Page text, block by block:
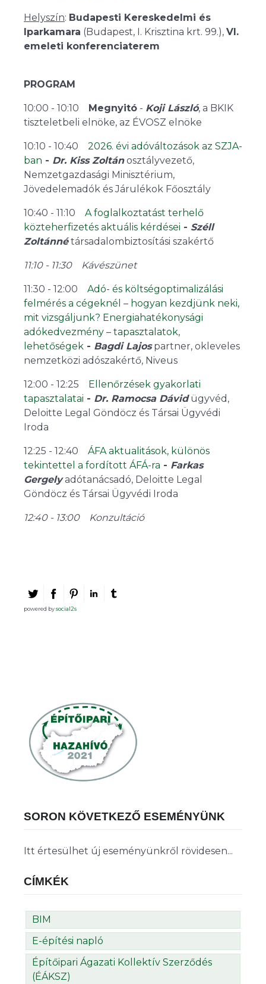
Helyszín: Budapesti Kereskedelmi és
Iparkamara (Budapest, I. Krisztina krt. 99.), VI.
emeleti konferenciaterem
PROGRAM
10:00 - 10:10 Megnyitó - Koji László, a BKIK
tiszteletbeli elnöke, az ÉVOSZ elnöke
10:10 - 10:40 2026. évi adóváltozások az SZJA-
ban - Dr. Kiss Zoltánosztályvezető,
Nemzetgazdasági Minisztérium,
Jövedelemadók és Járulékok Főosztály
10:40 - 11:10 A foglalkoztatást terhelő
közteherfizetés aktuális kérdései - Széll
Zoltánnétársadalombiztosítási szakértő
11:10 - 11:30 Kávészünet
11:30 - 12:00 Adó- és költségoptimalizálási
felmérés a cégeknél – hogyan kezdjünk neki,
mit vizsgáljunk? Energiahatékonysági
adókedvezmény – tapasztalatok,
lehetőségek - Bagdi Lajospartner, okleveles
nemzetközi adószakértő, Niveus
12:00 - 12:25 Ellenőrzések gyakorlati
tapasztalatai - Dr. Ramocsa Dávidügyvéd,
Deloitte Legal Göndöcz és Társai Ügyvédi
Iroda
12:25 - 12:40 ÁFA aktualitások, különös
tekintettel a fordított ÁFÁ-ra - Farkas
Gergelyadótanácsadó, Deloitte Legal
Göndöcz és Társai Ügyvédi Iroda
12:40 - 13:00 Konzultáció
powered bysocial2s
SORON KÖVETKEZŐ ESEMÉNYÜNK
Itt értesülhet új eseményünkről rövidesen...
CÍMKÉK
BIM
E-építési napló
Építőipari Ágazati Kollektív Szerződés
(ÉÁKSZ)